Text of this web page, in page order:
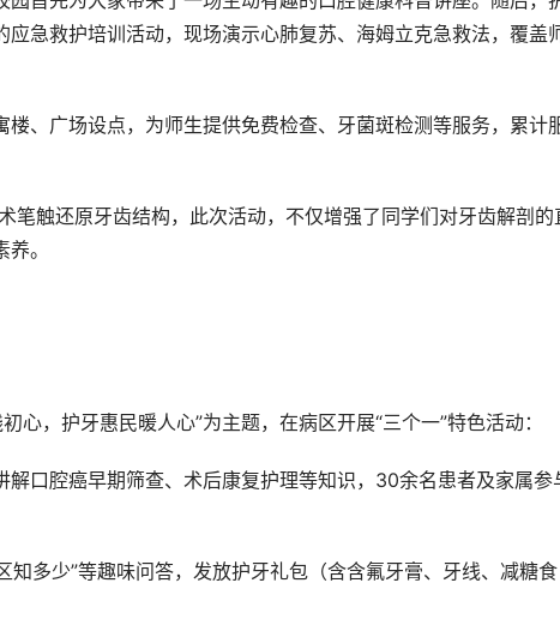
急救护培训活动，现场演示心肺复苏、海姆立克急救法，覆盖
、广场设点，为师生提供免费检查、牙菌斑检测等服务，累计
笔触还原牙齿结构，此次活动，不仅增强了同学们对牙齿解剖的
。
心，护牙惠民暖人心”为主题，在病区开展“三个一”特色活动：
口腔癌早期筛查、术后康复护理等知识，30余名患者及家属参
知多少”等趣味问答，发放护牙礼包（含含氟牙膏、牙线、减糖食